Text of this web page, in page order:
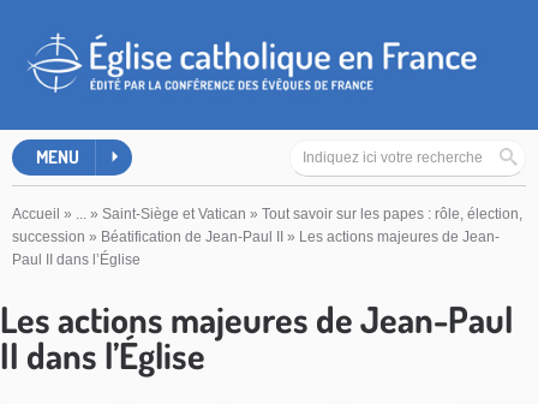
MENU
Accueil » ... » Saint-Siège et Vatican » Tout savoir sur les papes : rôle, élection,
succession » Béatification de Jean-Paul II » Les actions majeures de Jean-
Paul II dans l’Église
Les actions majeures de Jean-Paul
II dans l’Église